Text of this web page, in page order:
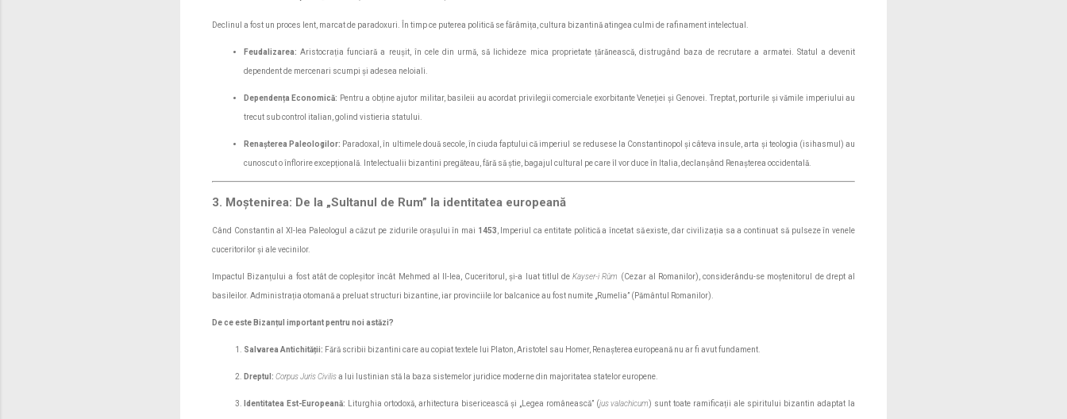
Declinul a fost un proces lent, marcat de paradoxuri. În timp ce puterea politică se fărâmița, cultura bizantină atingea culmi de rafinament intelectual.
Feudalizarea: Aristocrația funciară a reușit, în cele din urmă, să lichideze mica proprietate țărănească, distrugând baza de recrutare a armatei. Statul a devenit
dependent de mercenari scumpi și adesea neloiali.
Dependența Economică: Pentru a obține ajutor militar, basileii au acordat privilegii comerciale exorbitante Veneției și Genovei. Treptat, porturile și vămile imperiului au
trecut sub control italian, golind vistieria statului.
Renașterea Paleologilor: Paradoxal, în ultimele două secole, în ciuda faptului că imperiul se redusese la Constantinopol și câteva insule, arta și teologia (isihasmul) au
cunoscut o înflorire excepțională. Intelectualii bizantini pregăteau, fără să știe, bagajul cultural pe care îl vor duce în Italia, declanșând Renașterea occidentală.
3. Moștenirea: De la „Sultanul de Rum” la identitatea europeană
Când Constantin al XI-lea Paleologul a căzut pe zidurile orașului în mai 1453 , Imperiul ca entitate politică a încetat să existe, dar civilizația sa a continuat să pulseze în venele
cuceritorilor și ale vecinilor.
Impactul Bizanțului a fost atât de copleșitor încât Mehmed al II-lea, Cuceritorul, și-a luat titlul deKayser-i Rûm (Cezar al Romanilor), considerându-se moștenitorul de drept al
basileilor. Administrația otomană a preluat structuri bizantine, iar provinciile lor balcanice au fost numite „Rumelia” (Pământul Romanilor).
De ce este Bizanțul important pentru noi astăzi?
Salvarea Antichității: Fără scribii bizantini care au copiat textele lui Platon, Aristotel sau Homer, Renașterea europeană nu ar fi avut fundament.
Dreptul: Corpus Juris Civilisa lui Iustinian stă la baza sistemelor juridice moderne din majoritatea statelor europene.
Identitatea Est-Europeană: Liturghia ortodoxă, arhitectura bisericească și „Legea românească” (jus valachicum) sunt toate ramificații ale spiritului bizantin adaptat la